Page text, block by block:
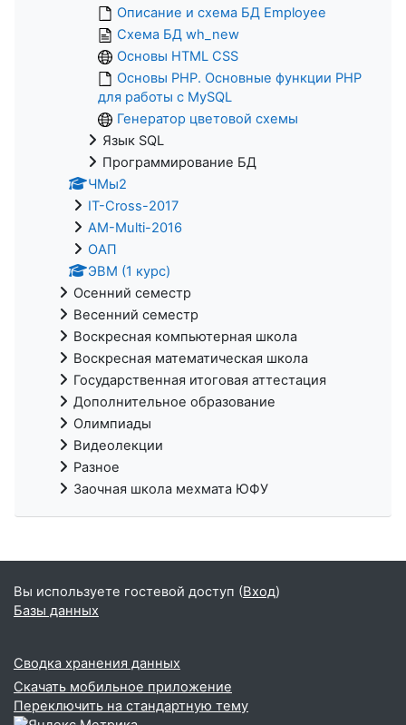
Описание и схема БД Employee
Схема БД wh_new
Основы HTML CSS
Основы PHP. Основные функции PHP
для работы с MySQL
Генератор цветовой схемы
Язык SQL
Программирование БД
ЧМы2
IT-Cross-2017
AM-Multi-2016
ОАП
ЭВМ (1 курс)
Осенний семестр
Весенний семестр
Воскресная компьютерная школа
Воскресная математическая школа
Государственная итоговая аттестация
Дополнительное образование
Олимпиады
Видеолекции
Разное
Заочная школа мехмата ЮФУ
Вы используете гостевой доступ (Вход)
Базы данных
Сводка хранения данных
Скачать мобильное приложение
Переключить на стандартную тему